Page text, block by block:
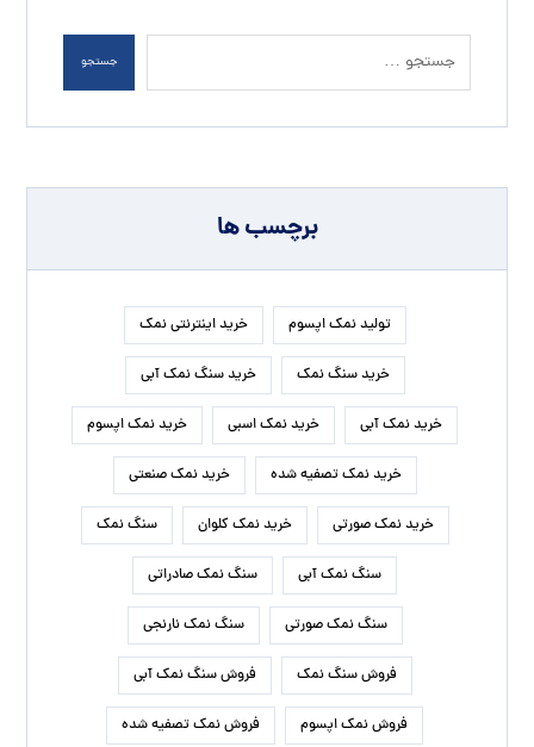
جستجو
برچسب ها
تولید نمک اپسوم خرید اینترنتی نمک
خرید سنگ نمک خرید سنگ نمک آبی
خرید نمک آبی خرید نمک اسبی خرید نمک اپسوم
خرید نمک تصفیه شده خرید نمک صنعتی
خرید نمک صورتی خرید نمک کلوان سنگ نمک
سنگ نمک آبی سنگ نمک صادراتی
سنگ نمک صورتی سنگ نمک نارنجی
فروش سنگ نمک فروش سنگ نمک آبی
فروش نمک اپسوم فروش نمک تصفیه شده